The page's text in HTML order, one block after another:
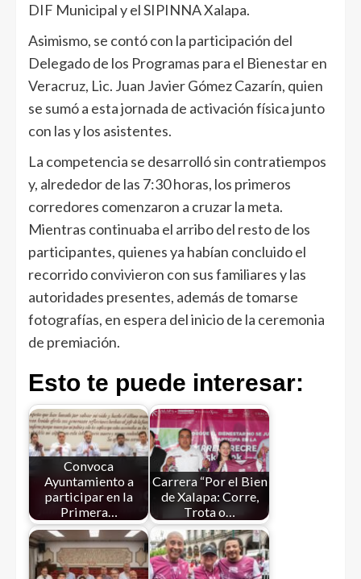
DIF Municipal y el SIPINNA Xalapa.
Asimismo, se contó con la participación del
Delegado de los Programas para el Bienestar en
Veracruz, Lic. Juan Javier Gómez Cazarín, quien
se sumó a esta jornada de activación física junto
con las y los asistentes.
La competencia se desarrolló sin contratiempos
y, alrededor de las 7:30 horas, los primeros
corredores comenzaron a cruzar la meta.
Mientras continuaba el arribo del resto de los
participantes, quienes ya habían concluido el
recorrido convivieron con sus familiares y las
autoridades presentes, además de tomarse
fotografías, en espera del inicio de la ceremonia
de premiación.
Esto te puede interesar:
Convoca
Ayuntamiento a
participar en la
Primera…
Carrera “Por el Bien
de Xalapa: Corre,
Trota o…